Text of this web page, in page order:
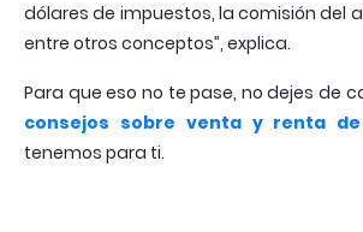
dólares de impuestos, la comisión del
entre otros conceptos”, explica.
Para que eso no te pase, no dejes de
consejos sobre venta y renta de
tenemos para ti.